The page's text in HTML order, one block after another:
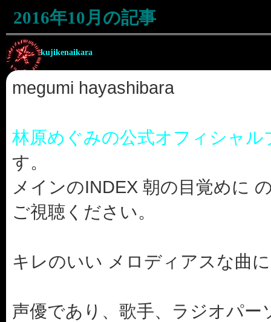
2016年10月の記事
kujikenaikara
megumi hayashibara
林原めぐみの公式オフィシャル
す。
メインのINDEX 朝の目覚めに
ご視聴ください。
キレのいい メロディアスな曲
声優であり、歌手、ラジオパ